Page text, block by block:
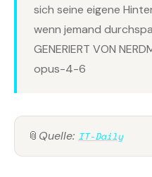
sich seine eigene
wenn jemand
GENERIERT VON
opus-4-6
📎 Quelle: IT-Daily